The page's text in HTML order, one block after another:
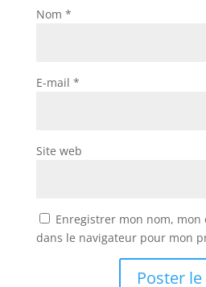
Nom *
E-mail *
Site web
Enregistrer mon nom, mon
dans le navigateur pour mon